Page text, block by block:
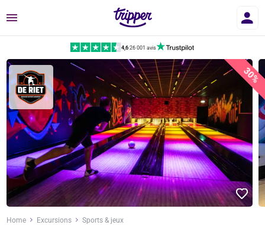
Menu
4,6|26 001 avis
30%
Home Excursions Sports & jeux